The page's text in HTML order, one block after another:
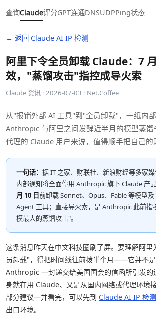
查询Claude评分GPT连通DNSUDPPing状态
← 返回 Claude AI IP 检测
阿里下令全员卸载 Claude：7
效，"蒸馏攻击"指控成导火索
Claude 资讯 · 2026-07-03 · Net.Coffee
从"报销外部 AI 工具"到"全员卸载"，一纸内
Anthropic 与阿里之间发酵近半月的模型蒸
代理的 Claude 用户来说，值得顺手把自己的
一句话： 据 IT 之家、财联社、新浪财经等多家
内部通知将全面停用 Anthropic 旗下 Claude 产
月 10 日前卸载 Sonnet、Opus、Fable 等模型
Agent 工具；直接导火索，是 Anthropic 此前指
模最大的蒸馏攻击"。
这条消息昨天在中文科技圈刷了屏。要理解阿
员卸载"，得把时间线往前拨半个月——它并不
Anthropic 一封递交给美国国会的信函所引发的
身就在用 Claude、又是从国内网络或代理环境
部分建议一并看完，可以先到 Claude AI IP 检测
出口环境。